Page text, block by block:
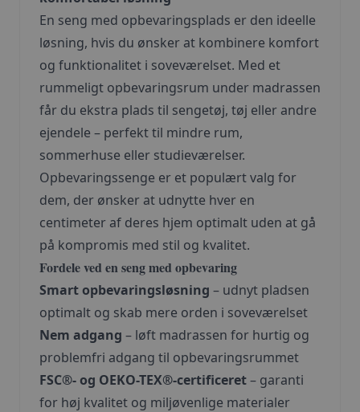
En seng med opbevaringsplads er den ideelle
løsning, hvis du ønsker at kombinere komfort
og funktionalitet i soveværelset. Med et
rummeligt opbevaringsrum under madrassen
får du ekstra plads til sengetøj, tøj eller andre
ejendele – perfekt til mindre rum,
sommerhuse eller studieværelser.
Opbevaringssenge er et populært valg for
dem, der ønsker at udnytte hver en
centimeter af deres hjem optimalt uden at gå
på kompromis med stil og kvalitet.
Fordele ved en seng med opbevaring
Smart opbevaringsløsning – udnyt pladsen
optimalt og skab mere orden i soveværelset
Nem adgang – løft madrassen for hurtig og
problemfri adgang til opbevaringsrummet
FSC®- og OEKO-TEX®-certificeret– garanti
for høj kvalitet og miljøvenlige materialer